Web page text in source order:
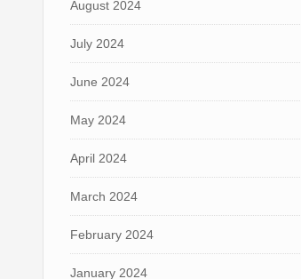
August 2024
July 2024
June 2024
May 2024
April 2024
March 2024
February 2024
January 2024